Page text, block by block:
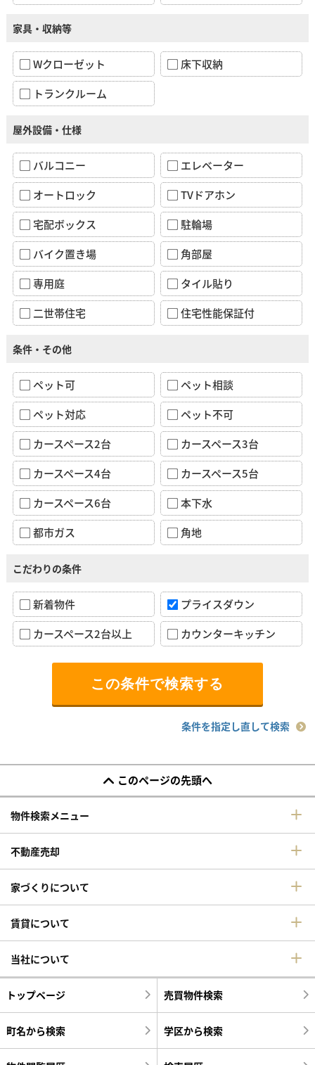
家具・収納等
Wクローゼット
床下収納
トランクルーム
屋外設備・仕様
バルコニー
エレベーター
オートロック
TVドアホン
宅配ボックス
駐輪場
バイク置き場
角部屋
専用庭
タイル貼り
二世帯住宅
住宅性能保証付
条件・その他
ペット可
ペット相談
ペット対応
ペット不可
カースペース2台
カースペース3台
カースペース4台
カースペース5台
カースペース6台
本下水
都市ガス
角地
こだわりの条件
新着物件
プライスダウン
カースペース2台以上
カウンターキッチン
条件を指定し直して検索
このページの先頭へ
物件検索メニュー
不動産売却
家づくりについて
賃貸について
当社について
トップページ 売買物件検索
町名から検索 学区から検索